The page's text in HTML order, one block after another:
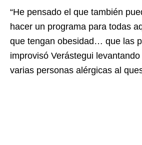
“He pensado el que también
hacer un programa para todas
que tengan obesidad… que las
improvisó Verástegui
varias personas alérgicas al